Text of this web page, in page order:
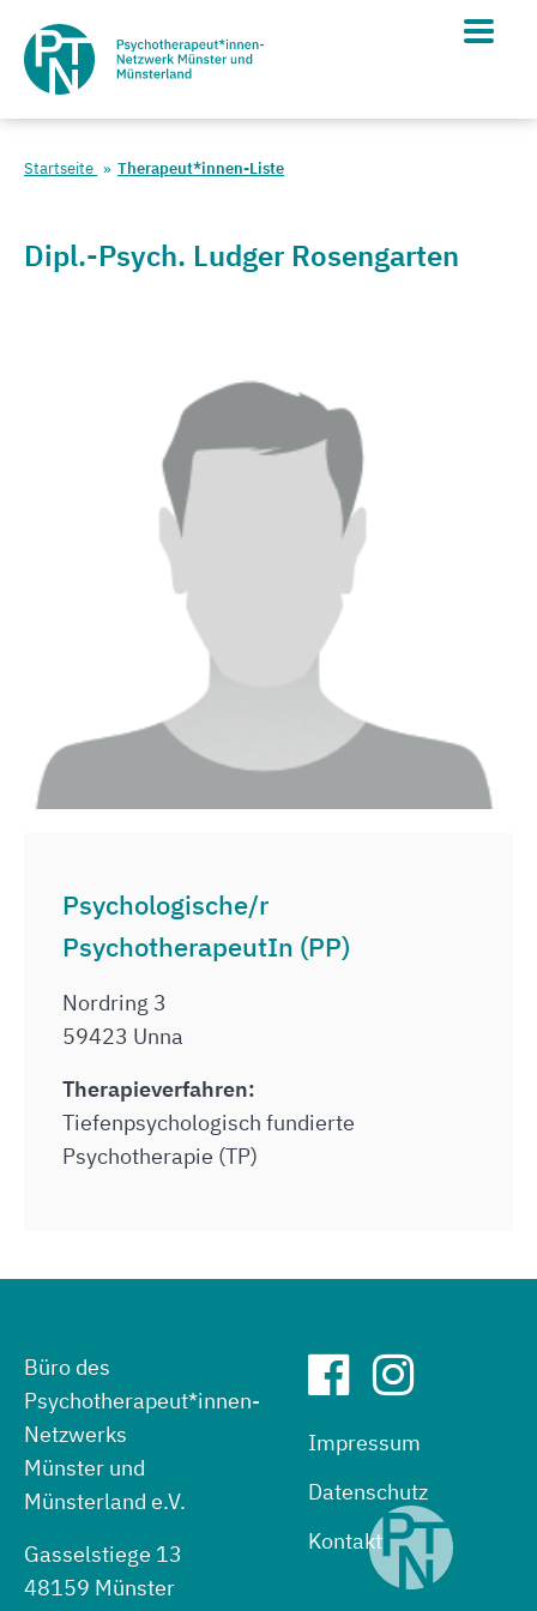
Startseite Therapeut*innen-Liste
Dipl.-Psych. Ludger Rosengarten
Psychologische/r
PsychotherapeutIn (PP)
Nordring 3
59423 Unna
Therapieverfahren:
Tiefenpsychologisch fundierte
Psychotherapie (TP)
Büro des
Psychotherapeut*innen-
Netzwerks
Münster und
Münsterland e.V.
Gasselstiege 13
48159 Münster
Impressum
Datenschutz
Kontakt